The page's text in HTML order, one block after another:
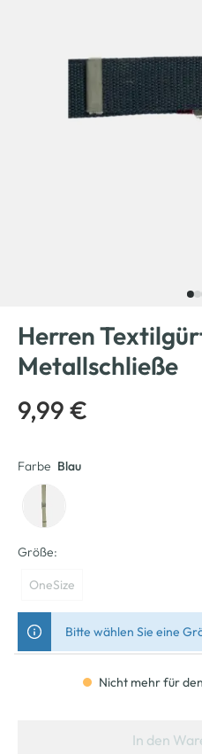
Herren
Metallschließe
9,99 €
Farbe Blau
Größe:
OneSize
Bitte wählen Sie eine
Nicht mehr für
In den